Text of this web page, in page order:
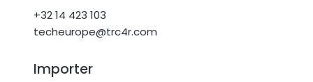
+32 14 423 103
techeurope@trc4r.com
Importer